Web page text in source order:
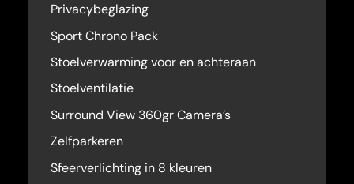
Privacybeglazing
Sport Chrono Pack
Stoelverwarming voor en achteraan
Stoelventilatie
Surround View 360gr Camera’s
Zelfparkeren
Sfeerverlichting in 8 kleuren